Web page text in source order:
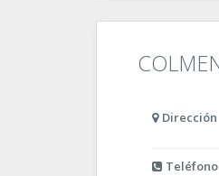
Dirección
Teléfono